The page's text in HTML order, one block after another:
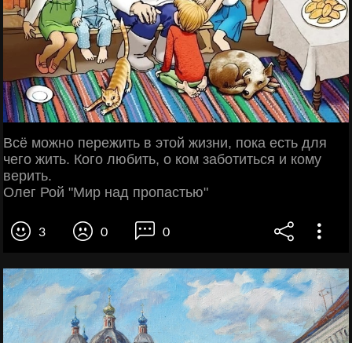
Всё можно пережить в этой жизни, пока есть для
чего жить. Кого любить, о ком заботиться и кому
верить.
Олег Рой "Мир над пропастью"
3 0 0